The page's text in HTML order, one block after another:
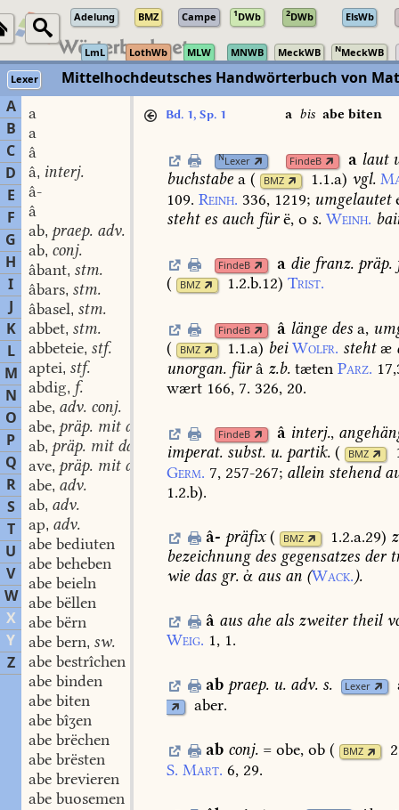
Adelung BMZ Campe 1DWb 2DWb ElsWb
LmL LothWb MLW MNWB MeckWB NMeckWB
Lexer
Mittelhochdeutsches Handwörterbuch von
A
B
C
D
E
F
G
H
I
J
K
L
M
N
O
P
Q
R
S
T
U
V
W
X
Y
Z
a
a
â
â, interj.
â-
â
ab, praep. adv.
ab, conj.
âbant, stm.
âbars, stm.
âbasel, stm.
abbet, stm.
abbeteie, stf.
aptei, stf.
abdig, f.
abe, adv. conj.
abe, präp. mit dat.
ab, präp. mit dat.
ave, präp. mit dat.
abe, adv.
ab, adv.
ap, adv.
abe bediuten
abe beheben
abe beieln
abe bëllen
abe bërn
abe bern, sw.
abe bestrîchen
abe binden
abe biten
abe bîʒen
abe brëchen
abe brësten
abe brevieren
abe buosemen
Bd. 1, Sp. 1 abis abe biten
NLexer FindeB a laut
buchstabe a ( BMZ 1.1.a) vgl.
109. Reinh. 336, 1219; umgelautet
stehtes auch fürë, o s. Weinh.
FindeB a die franz. präp.
(
BMZ 1.2.b.12) Trist.
FindeB â länge des a,
(
BMZ 1.1.a) bei Wolfr. stehtæ
unorgan. fürâ z.b. tæten Parz.
wært 166, 7. 326, 20.
FindeB â interj.,
imperat. subst. u. partik. ( BMZ
Germ. 7, 257-267; allein stehend
1.2.b).
â- präfix ( BMZ 1.2.a.29)
bezeichnungdes gegensatzes der
wie das gr. ἀ aus an (Wack.).
â ausahe alszweitertheil
Weig. 1, 1.
ab praep. u. adv. s. Lexer
aber.
ab conj.=obe,ob ( BMZ
S. Mart. 6, 29.